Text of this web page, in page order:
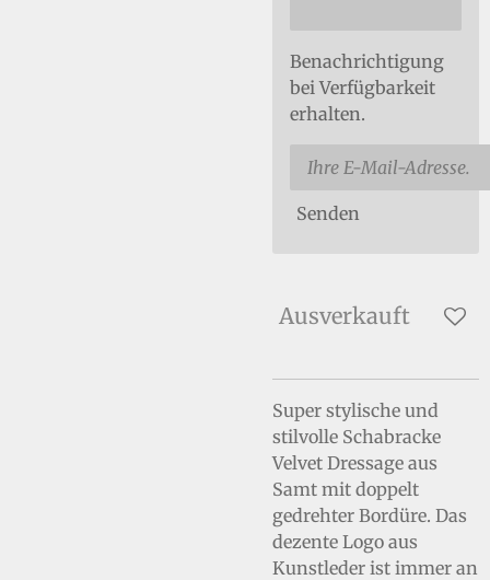
Benachrichtigung
bei Verfügbarkeit
erhalten.
Senden
Ausverkauft
Super stylische und
stilvolle Schabracke
Velvet Dressage aus
Samt mit doppelt
gedrehter Bordüre. Das
dezente Logo aus
Kunstleder ist immer an